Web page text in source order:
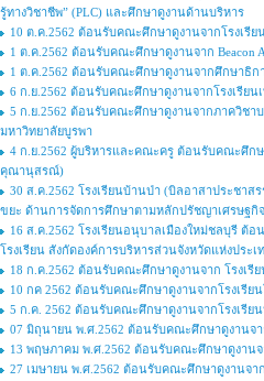
รู้ทางวิชาชีพ” (PLC) และศึกษาดูงานด้านบริหาร
10 ต.ค.2562 ต้อนรับคณะศึกษาดูงานจากโรงเรี
1 ต.ค.2562 ต้อนรับคณะศึกษาดูงานจาก Beacon
1 ต.ค.2562 ต้อนรับคณะศึกษาดูงานจากศึกษาธิก
6 ก.ย.2562 ต้อนรับคณะศึกษาดูงานจากโรงเรียน
5 ก.ย.2562 ต้อนรับคณะศึกษาดูงานจากภาควิชา
มหาวิทยาลัยบูรพา
4 ก.ย.2562 ผู้บริหารและคณะครู ต้อนรับคณะศึก
คุณานุสรณ์)
30 ส.ค.2562 โรงเรียนบ้านป่า (บิลอาสาประชา
ขยะ ด้านการจัดการศึกษาตามหลักปรัชญาเศรษฐกิ
16 ส.ค.2562 โรงเรียนอนุบาลเมืองใหม่ชลบุรี ต้
โรงเรียน สังกัดองค์การบริหารส่วนจังหวัดแห่งประ
18 ก.ค.2562 ต้อนรับคณะศึกษาดูงานจาก โรงเรี
10 กค 2562 ต้อนรับคณะศึกษาดูงานจากโรงเรีย
5 ก.ค. 2562 ต้อนรับคณะศึกษาดูงานจากโรงเรีย
07 มิถุนายน พ.ศ.2562 ต้อนรับคณะศึกษาดูงานจ
13 พฤษภาคม พ.ศ.2562 ต้อนรับคณะศึกษาดูงานจ
27 เมษายน พ.ศ.2562 ต้อนรับคณะศึกษาดูงานจ